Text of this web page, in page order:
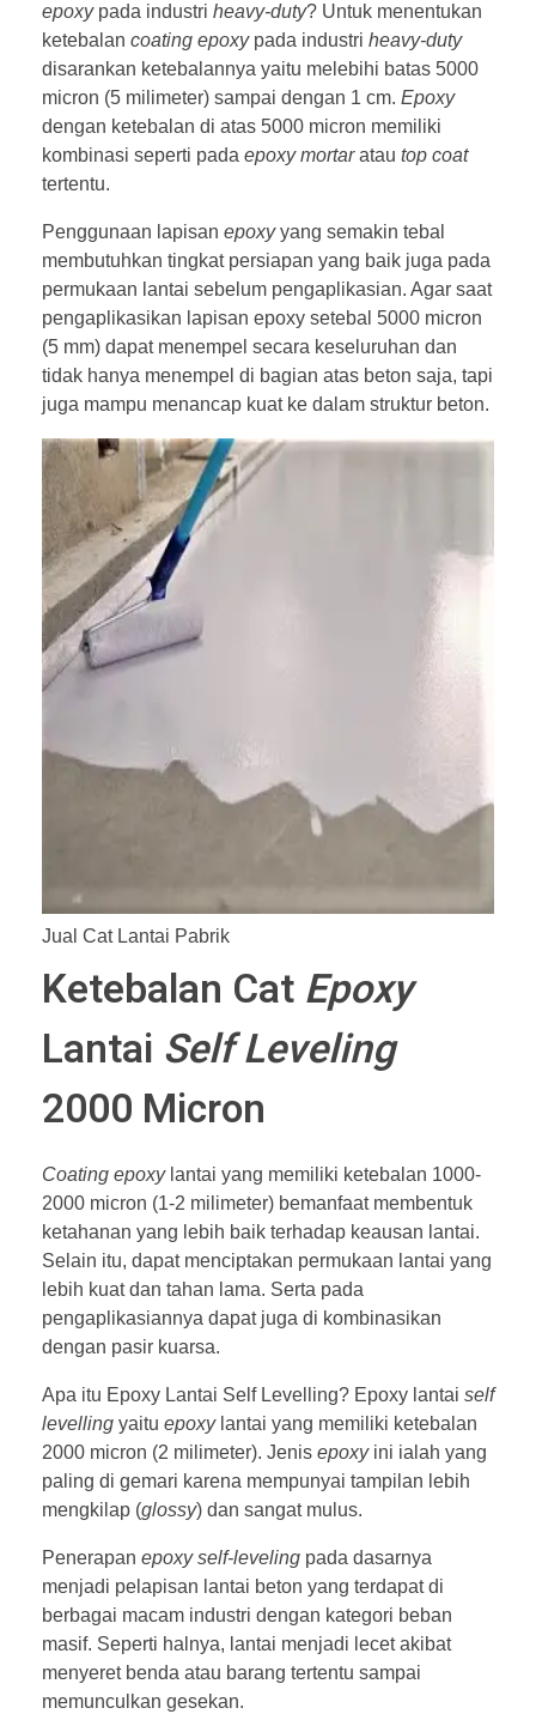
epoxypada industri heavy-duty? Untuk menentukan
ketebalan coating epoxypada industri heavy-duty
disarankan ketebalannya yaitu melebihi batas 5000
micron (5 milimeter) sampai dengan 1 cm. Epoxy
dengan ketebalan di atas 5000 micron memiliki
kombinasi seperti pada epoxy mortaratau top coat
tertentu.
Penggunaan lapisan epoxyyang semakin tebal
membutuhkan tingkat persiapan yang baik juga pada
permukaan lantai sebelum pengaplikasian. Agar saat
pengaplikasikan lapisan epoxy setebal 5000 micron
(5 mm) dapat menempel secara keseluruhan dan
tidak hanya menempel di bagian atas beton saja, tapi
juga mampu menancap kuat ke dalam struktur beton.
Jual Cat Lantai Pabrik
Ketebalan Cat Epoxy
Lantai Self Leveling
2000 Micron
Coating epoxylantai yang memiliki ketebalan 1000-
2000 micron (1-2 milimeter) bemanfaat membentuk
ketahanan yang lebih baik terhadap keausan lantai.
Selain itu, dapat menciptakan permukaan lantai yang
lebih kuat dan tahan lama. Serta pada
pengaplikasiannya dapat juga di kombinasikan
dengan pasir kuarsa.
Apa itu Epoxy Lantai Self Levelling? Epoxy lantai self
levelling yaitu epoxylantai yang memiliki ketebalan
2000 micron (2 milimeter). Jenis epoxyini ialah yang
paling di gemari karena mempunyai tampilan lebih
mengkilap (glossy) dan sangat mulus.
Penerapan epoxy self-leveling pada dasarnya
menjadi pelapisan lantai beton yang terdapat di
berbagai macam industri dengan kategori beban
masif. Seperti halnya, lantai menjadi lecet akibat
menyeret benda atau barang tertentu sampai
memunculkan gesekan.